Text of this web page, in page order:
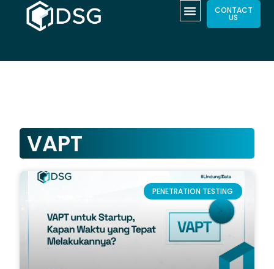
CONTACT
US
VAPT
PENETRATION TESTING